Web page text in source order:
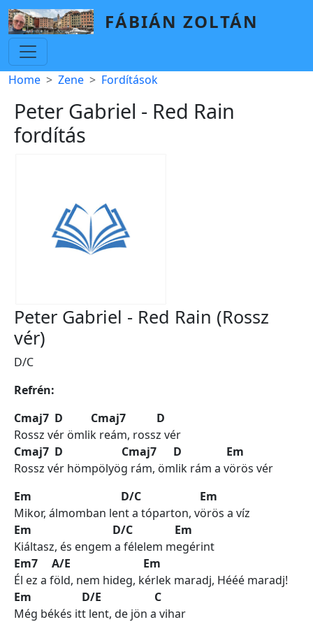
Skip to main content
FÁBIÁN ZOLTÁN
Breadcrumb
Home Zene Fordítások
Peter Gabriel - Red Rain
fordítás
Peter Gabriel - Red Rain (Rossz
vér)
D/C
Refrén:
Cmaj7 D Cmaj7 D
Rossz vér ömlik reám, rossz vér
Cmaj7 D Cmaj7 D Em
Rossz vér hömpölyög rám, ömlik rám a vörös vér
Em D/C Em
Mikor, álmomban lent a tóparton, vörös a víz
Em D/C Em
Kiáltasz, és engem a félelem megérint
Em7 A/E Em
Él ez a föld, nem hideg, kérlek maradj, Hééé maradj!
Em D/E C
Még békés itt lent, de jön a vihar